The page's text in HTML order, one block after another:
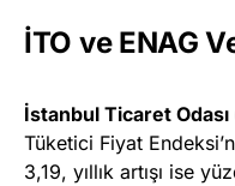
İTO ve ENAG
İstanbul Ticaret Odası
Tüketici Fiyat
3,19, yıllık artışı ise